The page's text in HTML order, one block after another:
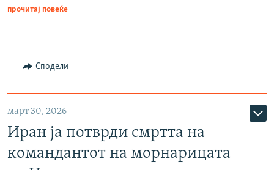
прочитај повеќе
Сподели
март 30, 2026
Иран ја потврди смртта на
командантот на морнарицата